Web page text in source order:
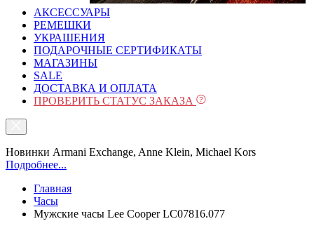
АКСЕССУАРЫ
РЕМЕШКИ
УКРАШЕНИЯ
ПОДАРОЧНЫЕ СЕРТИФИКАТЫ
МАГАЗИНЫ
SALE
ДОСТАВКА И ОПЛАТА
ПРОВЕРИТЬ СТАТУС ЗАКАЗА
Новинки Armani Exchange, Anne Klein, Michael Kors
Подробнее...
Главная
Часы
Мужские часы Lee Cooper LC07816.077